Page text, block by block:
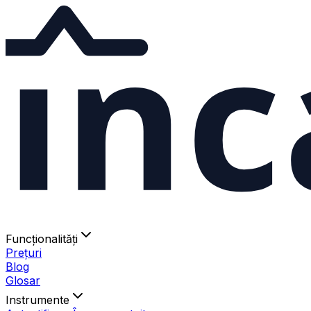
Funcționalități
Prețuri
Blog
Glosar
Instrumente